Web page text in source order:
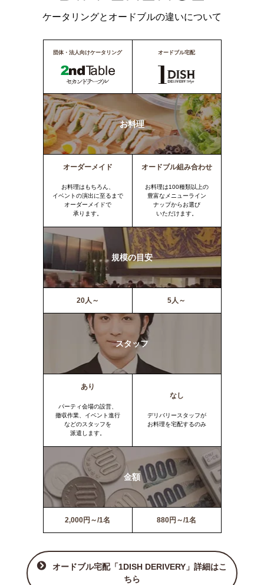
ケータリングとオードブルの違いについて
団体・法人向けケータリング オードブル宅配
お料理
オーダーメイド
お料理はもちろん、
イベントの演出に至るまで
オーダーメイドで
承ります。
オードブル組み合わせ
お料理は100種類以上の
豊富なメニューライン
ナップからお選び
いただけます。
規模の目安
20人～ 5人～
スタッフ
あり
パーティ会場の設営、
撤収作業、イベント進行
などのスタッフを
派遣します。
なし
デリバリースタッフが
お料理を宅配するのみ
金額
2,000円～/1名 880円～/1名
オードブル宅配「1DISH DERIVERY」詳細はこ
ちら